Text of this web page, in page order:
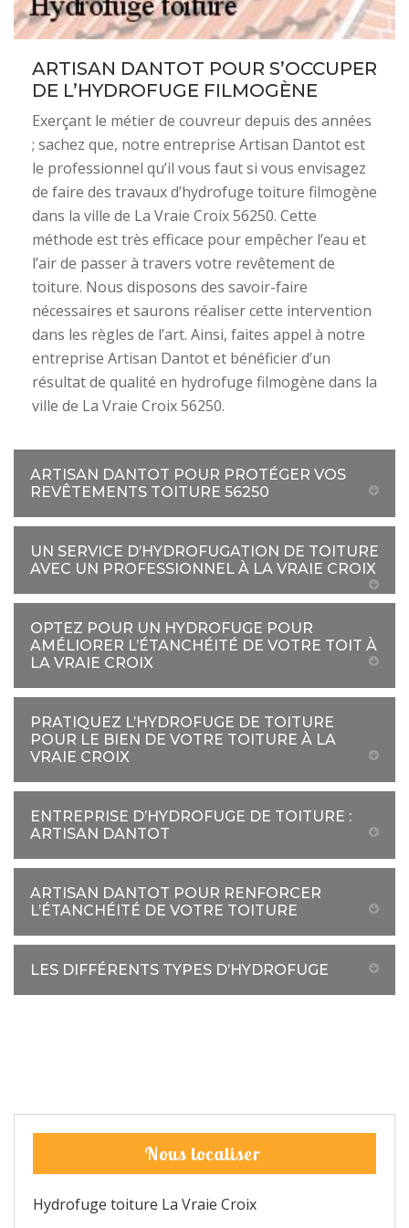
ARTISAN DANTOT POUR S’OCCUPER
DE L’HYDROFUGE FILMOGÈNE
Exerçant le métier de couvreur depuis des années
; sachez que, notre entreprise Artisan Dantot est
le professionnel qu’il vous faut si vous envisagez
de faire des travaux d’hydrofuge toiture filmogène
dans la ville de La Vraie Croix 56250. Cette
méthode est très efficace pour empêcher l’eau et
l’air de passer à travers votre revêtement de
toiture. Nous disposons des savoir-faire
nécessaires et saurons réaliser cette intervention
dans les règles de l’art. Ainsi, faites appel à notre
entreprise Artisan Dantot et bénéficier d’un
résultat de qualité en hydrofuge filmogène dans la
ville de La Vraie Croix 56250.
ARTISAN DANTOT POUR PROTÉGER VOS
REVÊTEMENTS TOITURE 56250
UN SERVICE D’HYDROFUGATION DE TOITURE
AVEC UN PROFESSIONNEL À LA VRAIE CROIX
OPTEZ POUR UN HYDROFUGE POUR
AMÉLIORER L’ÉTANCHÉITÉ DE VOTRE TOIT À
LA VRAIE CROIX
PRATIQUEZ L’HYDROFUGE DE TOITURE
POUR LE BIEN DE VOTRE TOITURE À LA
VRAIE CROIX
ENTREPRISE D’HYDROFUGE DE TOITURE :
ARTISAN DANTOT
ARTISAN DANTOT POUR RENFORCER
L’ÉTANCHÉITÉ DE VOTRE TOITURE
LES DIFFÉRENTS TYPES D’HYDROFUGE
Nous localiser
Hydrofuge toiture La Vraie Croix